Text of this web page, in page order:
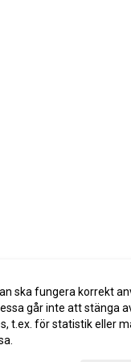
ska fungera korrekt
går inte att stänga
t.ex. för statistik eller